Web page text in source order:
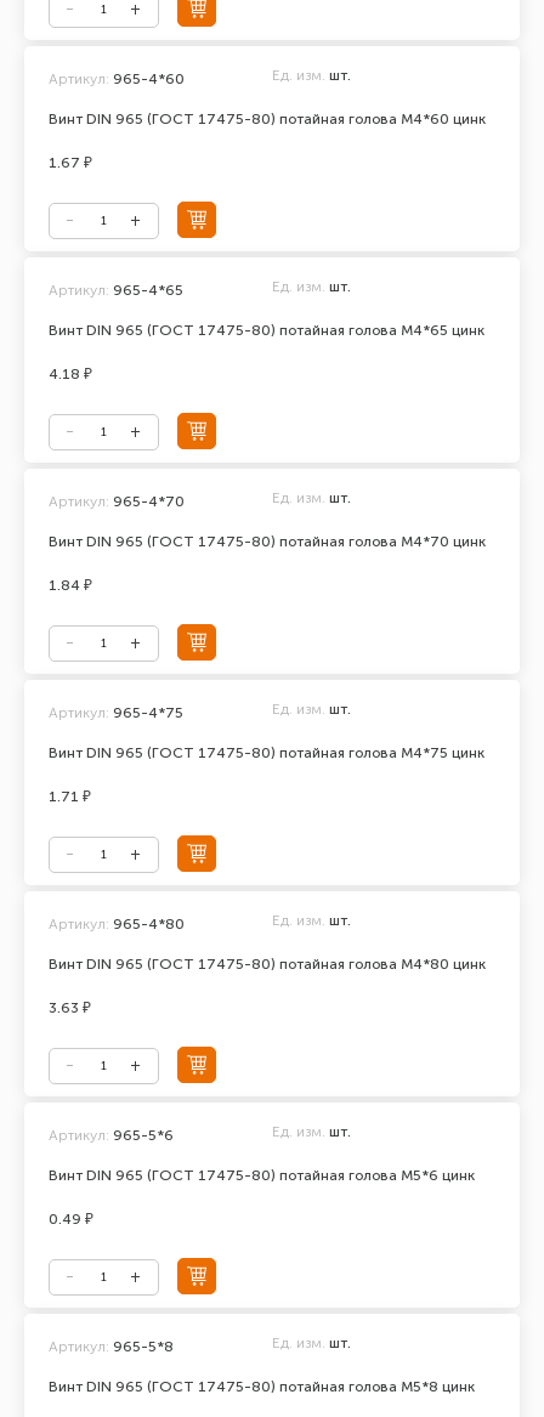
Винт DIN 965 (ГОСТ 17475-80) потайная голова М4*60 цинк
Артикул: 965-4*60 Ед. изм. шт.
1.67 ₽
Винт DIN 965 (ГОСТ 17475-80) потайная голова М4*65 цинк
Артикул: 965-4*65 Ед. изм. шт.
4.18 ₽
Винт DIN 965 (ГОСТ 17475-80) потайная голова М4*70 цинк
Артикул: 965-4*70 Ед. изм. шт.
1.84 ₽
Винт DIN 965 (ГОСТ 17475-80) потайная голова М4*75 цинк
Артикул: 965-4*75 Ед. изм. шт.
1.71 ₽
Винт DIN 965 (ГОСТ 17475-80) потайная голова М4*80 цинк
Артикул: 965-4*80 Ед. изм. шт.
3.63 ₽
Винт DIN 965 (ГОСТ 17475-80) потайная голова М5*6 цинк
Артикул: 965-5*6 Ед. изм. шт.
0.49 ₽
Винт DIN 965 (ГОСТ 17475-80) потайная голова М5*8 цинк
Артикул: 965-5*8 Ед. изм. шт.